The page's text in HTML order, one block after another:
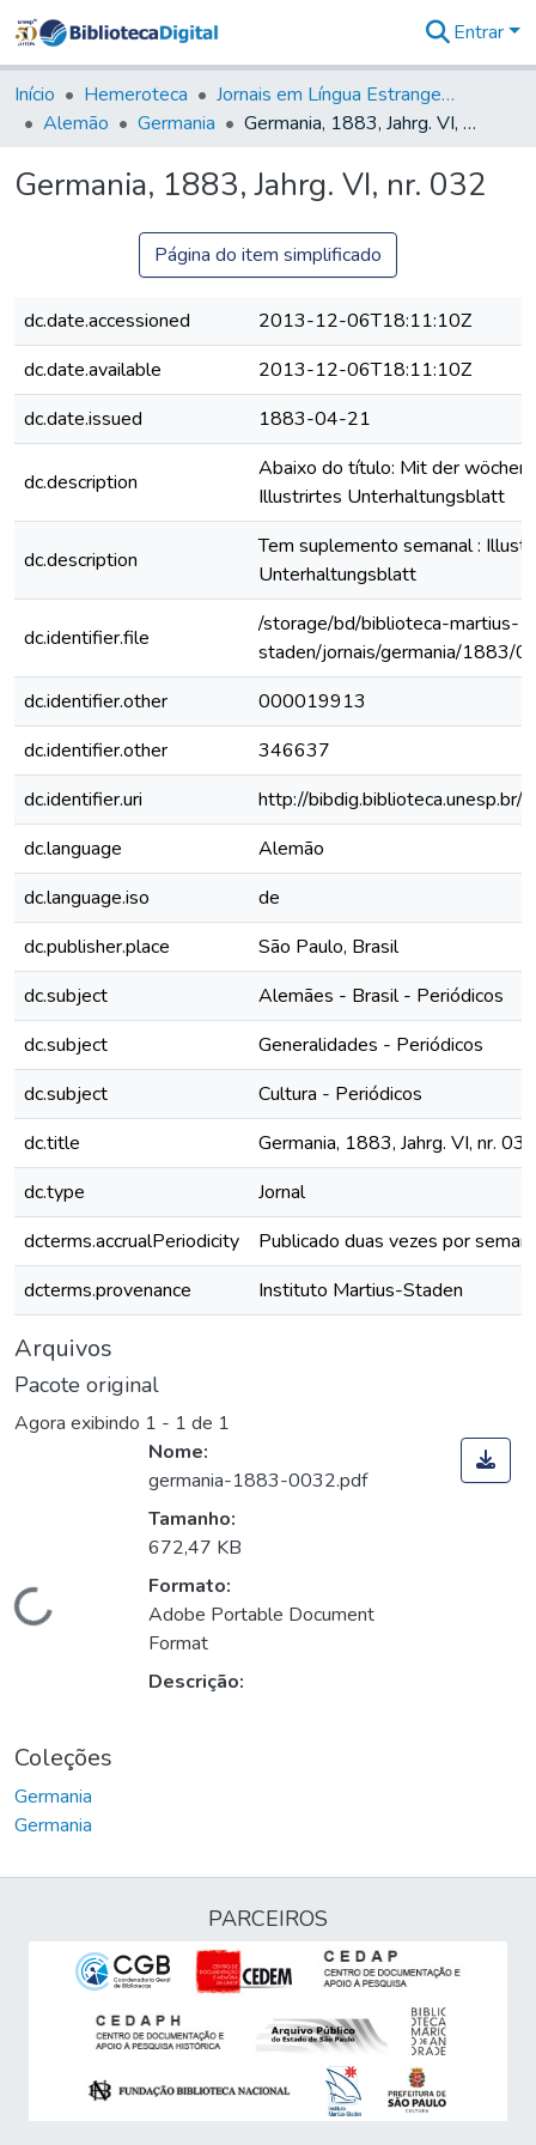
&
Coleções
Tudo na
Digital
Entrar
Início Hemeroteca
Jornais em Língua Estrangeira
Alemão
Germania Germania, 1883, Jahrg. VI, nr. 032
Germania, 1883, Jahrg. VI, nr. 032
Página do item simplificado
dc.date.accessioned
2013-12-06T18:11:10Z
dc.date.available
2013-12-06T18:11:10Z
dc.date.issued
1883-04-21
dc.description
Abaixo do título: Mit der
Illustrirtes Unterhaltungsblatt
dc.description
Tem suplemento semanal :
Unterhaltungsblatt
dc.identifier.file
/storage/bd/biblioteca-martius-
staden/jornais/germania/1883/
dc.identifier.other
000019913
dc.identifier.other
346637
dc.identifier.uri
http://
dc.language
Alemão
dc.language.iso
de
dc.publisher.place
São Paulo, Brasil
dc.subject
Alemães - Brasil - Periódicos
dc.subject
Generalidades - Periódicos
dc.subject
Cultura - Periódicos
dc.title
Germania, 1883, Jahrg. VI, nr. 032
dc.type
Jornal
dcterms.accrualPeriodicity
Publicado duas vezes por
dcterms.provenance
Instituto Martius-Staden
Arquivos
Pacote original
Agora exibindo 1 - 1 de 1
Carregando...
Nome:
germania-1883-0032.pdf
Tamanho:
672,47 KB
Formato:
Adobe Portable Document
Format
Descrição:
Coleções
Germania
Germania
PARCEIROS